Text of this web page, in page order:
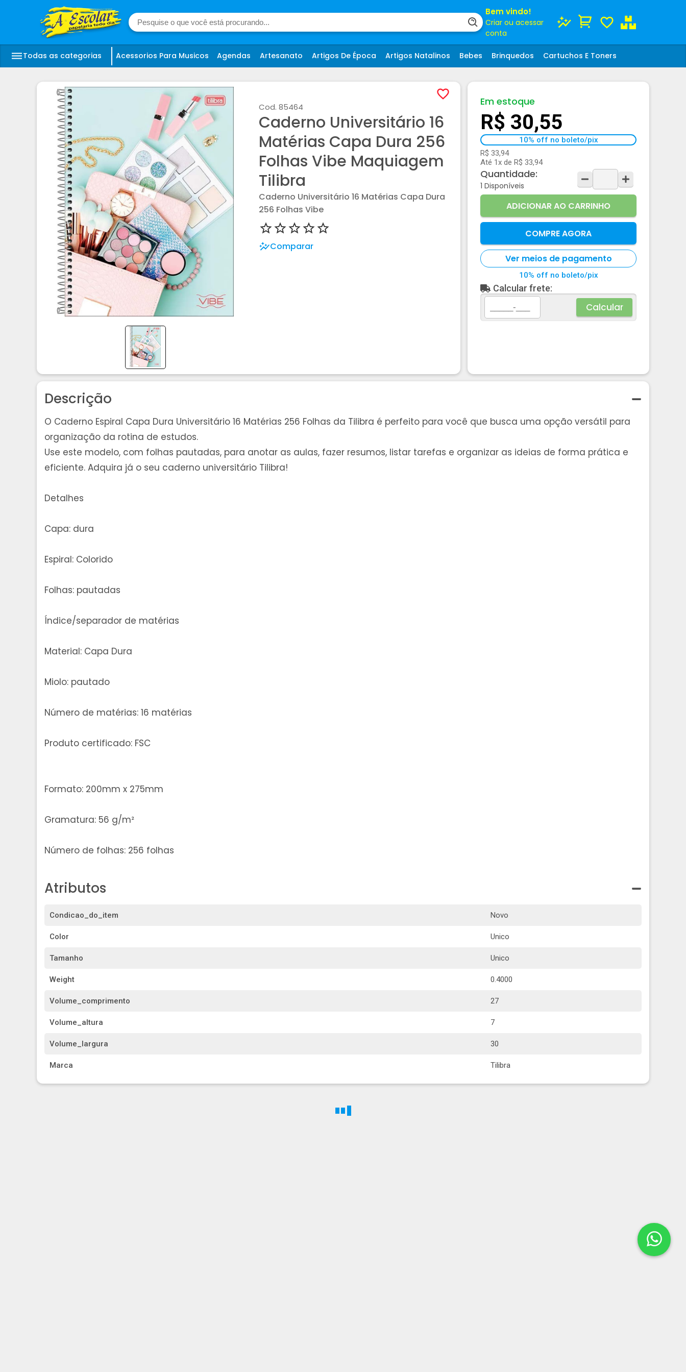
Bem vindo!
Criar ou acessar
conta
Todas as categorias Acessorios Para Musicos Agendas Artesanato Artigos De Época Artigos Natalinos Bebes Brinquedos Cartuchos E Toners
Cod.85464
Caderno Universitário 16
Matérias Capa Dura 256
Folhas Vibe Maquiagem
Tilibra
Caderno Universitário 16 Matérias Capa Dura
256 Folhas Vibe
Comparar
Em estoque
R$ 30,55
10% off no boleto/pix
R$ 33,94
Até 1x de R$ 33,94
Quantidade:
1 Disponíveis
ADICIONAR AO CARRINHO
COMPRE AGORA
Ver meios de pagamento
10% off no boleto/pix
Calcular frete:
Calcular
Descrição
O Caderno Espiral Capa Dura Universitário 16 Matérias 256 Folhas da Tilibra é perfeito para você que busca uma opção versátil para
organização da rotina de estudos.
Use este modelo, com folhas pautadas, para anotar as aulas, fazer resumos, listar tarefas e organizar as ideias de forma prática e
eficiente. Adquira já o seu caderno universitário Tilibra!
Detalhes
Capa: dura
Espiral: Colorido
Folhas: pautadas
Índice/separador de matérias
Material: Capa Dura
Miolo: pautado
Número de matérias: 16 matérias
Produto certificado: FSC
Formato: 200mm x 275mm
Gramatura: 56 g/m²
Número de folhas: 256 folhas
Atributos
Condicao_do_item Novo
Color Unico
Tamanho Unico
Weight 0.4000
Volume_comprimento 27
Volume_altura 7
Volume_largura 30
Marca Tilibra